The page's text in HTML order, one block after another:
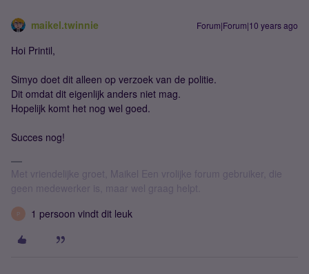
maikel.twinnie Forum|Forum|10 years ago
Hoi Printil,
Simyo doet dit alleen op verzoek van de politie.
Dit omdat dit eigenlijk anders niet mag.
Hopelijk komt het nog wel goed.
Succes nog!
Met vriendelijke groet, Maikel Een vrolijke forum gebruiker, die
geen medewerker is, maar wel graag helpt.
P 1 persoon vindt dit leuk